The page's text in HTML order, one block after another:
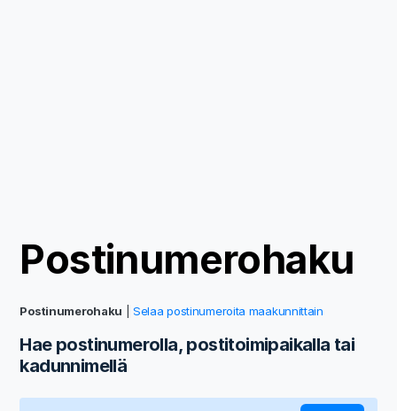
Postinumerohaku
Postinumerohaku |Selaa postinumeroita maakunnittain
Hae postinumerolla, postitoimipaikalla tai
kadunnimellä